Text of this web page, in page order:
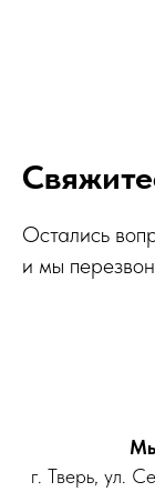
Остались
и мы
г. Тверь, ул.